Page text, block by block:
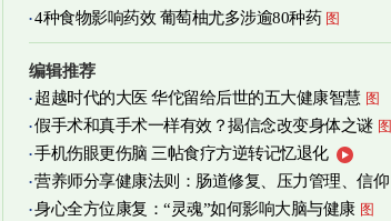
4种食物影响药效 葡萄柚尤多涉逾80种药 图
编辑推荐
超越时代的大医 华佗留给后世的五大健康智慧 图
假手术和真手术一样有效？揭信念改变身体之谜 图
手机伤眼更伤脑 三帖食疗方逆转记忆退化
营养师分享健康法则：肠道修复、压力管理、信仰
实践 图
身心全方位康复：“灵魂”如何影响大脑与健康 图